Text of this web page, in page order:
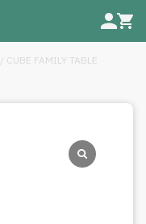
CUBE FAMILY TABLE